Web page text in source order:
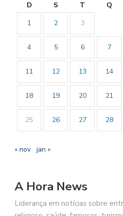
D S T Q
1
2 3
4 5 6 7
11 12 13 14
18 19 20 21
25 26 27 28
« nov jan »
A Hora News
Liderança em notícias sobre